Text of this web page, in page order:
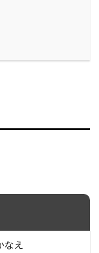
なえ